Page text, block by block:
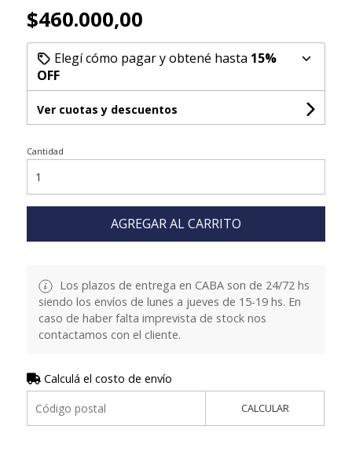
$460.000,00
Elegí cómo pagar y obtené hasta 15%
OFF
Ver cuotas y descuentos
Cantidad
AGREGAR AL CARRITO
Los plazos de entrega en CABA son de 24/72 hs
siendo los envíos de lunes a jueves de 15-19 hs. En
caso de haber falta imprevista de stock nos
contactamos con el cliente.
Calculá el costo de envío
CALCULAR